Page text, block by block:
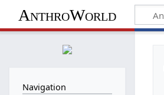
AnthroWorld
Navigation